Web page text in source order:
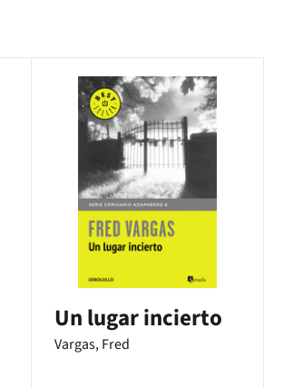
Un lugar incierto
Vargas, Fred